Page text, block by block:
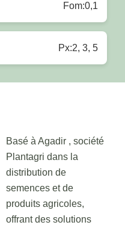
Fom:0,1
Px:2, 3, 5
Basé à Agadir , société
Plantagri dans la
distribution de
semences et de
produits agricoles,
offrant des solutions